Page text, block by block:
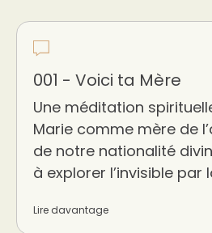
001 - Voici ta Mère
Une méditation
Marie comme mère de
de notre nationalité
à explorer l’invisible par
Lire davantage